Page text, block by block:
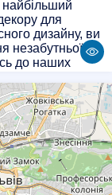
для
дизайну, ви
незабутньої
до наших